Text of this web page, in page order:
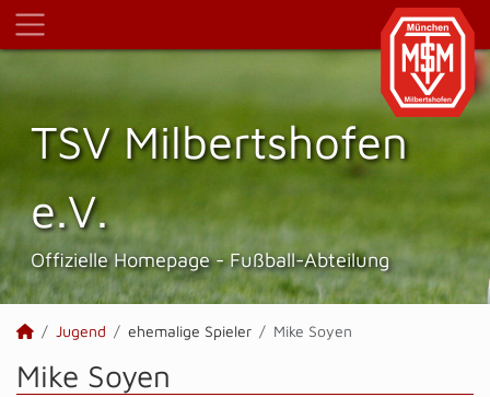
TSV Milbertshofen
e.V.
Offizielle Homepage - Fußball-Abteilung
Jugend ehemalige Spieler Mike Soyen
Mike Soyen